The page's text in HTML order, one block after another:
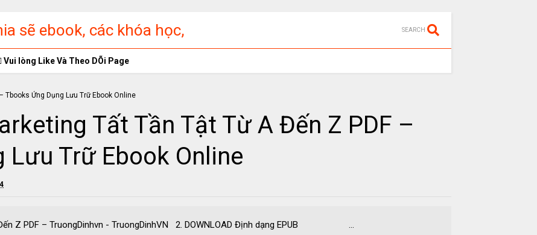
sẽ ebook, các khóa học,
miễn phí
SEARCH
Vui lòng Like Và Theo DÕi Page
Tất Tần Tật Từ A Đến Z PDF –
Lưu Trữ Ebook Online
Đến Z PDF – TruongDinhvn - TruongDinhVN 2. DOWNLOAD Định dạng EPUB ...